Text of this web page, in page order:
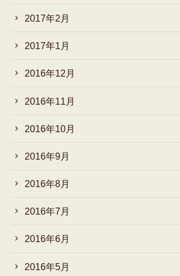
2017年2月
2017年1月
2016年12月
2016年11月
2016年10月
2016年9月
2016年8月
2016年7月
2016年6月
2016年5月